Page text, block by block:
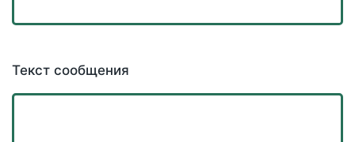
Текст сообщения